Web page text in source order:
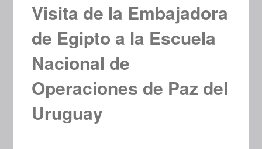
Visita de la Embajadora
de Egipto a la Escuela
Nacional de
Operaciones de Paz del
Uruguay